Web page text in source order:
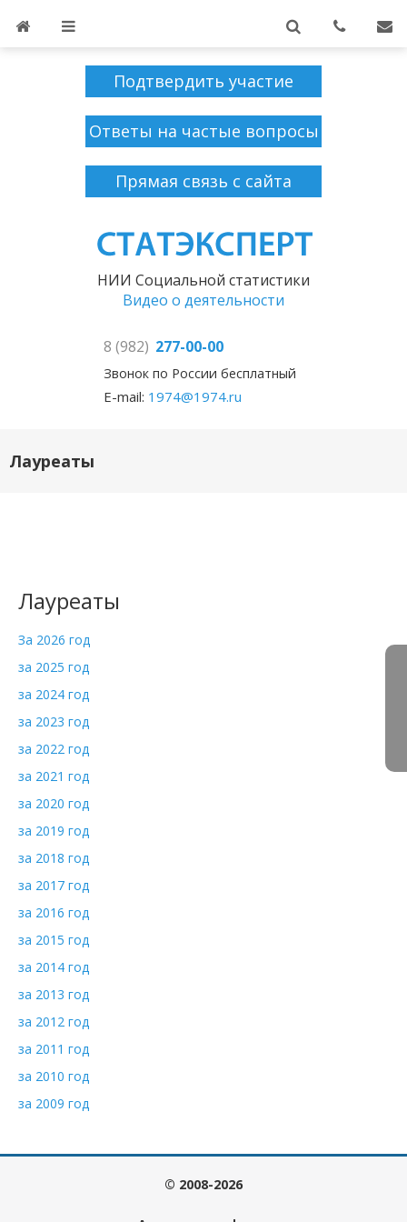
Подтвердить участие
Ответы на частые вопросы
Прямая связь с сайта
НИИ Социальной статистики
Видео о деятельности
8 (982) 277-00-00
Звонок по России бесплатный
E-mail: 1974@1974.ru
Лауреаты
Лауреаты
За 2026 год
за 2025 год
за 2024 год
за 2023 год
за 2022 год
за 2021 год
за 2020 год
за 2019 год
за 2018 год
за 2017 год
за 2016 год
за 2015 год
за 2014 год
за 2013 год
за 2012 год
за 2011 год
за 2010 год
за 2009 год
© 2008-2026